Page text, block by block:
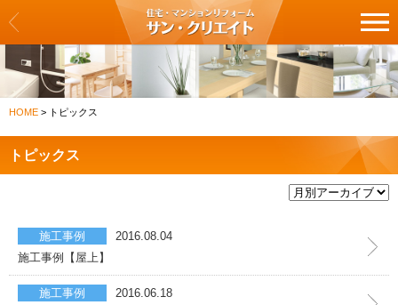
サン・クリエイト
HOME > トピックス
トピックス
施工事例
2016.08.04
施工事例【屋上】
施工事例
2016.06.18
リフォーム一覧